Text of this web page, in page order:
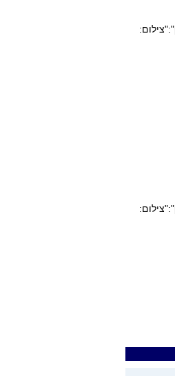
pic1.yit.co.il/picserver5/crop_images/2020/08/05/10153098/10153098_0_0_640_360_0_large.jpg","caption":"","credit":"צילום:
pic1.yit.co.il/picserver5/crop_images/2020/08/10/10164431/10164431_0_0_640_360_0_large.jpg","caption":"","credit":"צילום: